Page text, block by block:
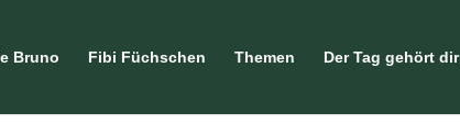
Bruno Fibi Füchschen Themen Der Tag gehört dir